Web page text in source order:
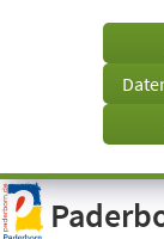
Visuelle
Assistenzsoftware
öffnen.